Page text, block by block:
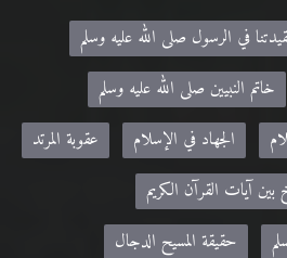
في الرسول صلى الله عليه وسلم
خاتم النبيين صلى الله عليه وسلم
الجهاد في الإسلام
عقوبة المرتد
آيات القرآن الكريم
حقيقة المسيح الدجال